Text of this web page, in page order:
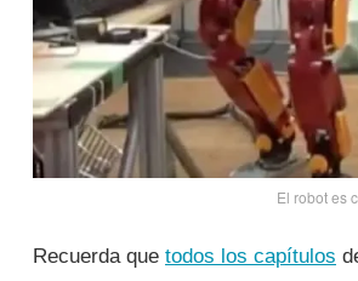
El robot es
Recuerda que todos los capí­tulos